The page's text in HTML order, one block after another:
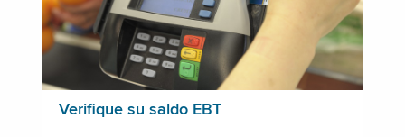
Verifique su saldo EBT